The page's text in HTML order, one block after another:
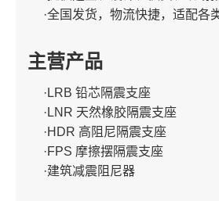
·全国发货，物流快捷，适配各
主营产品
·LRB 铅芯隔震支座
·LNR 天然橡胶隔震支座
·HDR 高阻尼隔震支座
·FPS 摩擦摆隔震支座
·建筑减震阻尼器